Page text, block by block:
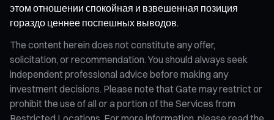
этом отношении спокойная и взвешенная позиция
гораздо ценнее поспешных выводов.
The content herein does not constitute any offer,
solicitation, or recommendation. You should always seek
independent professional advice before making any
investment decisions. Please note that Gate may restrict or
prohibit the use of all or a portion of the Services from